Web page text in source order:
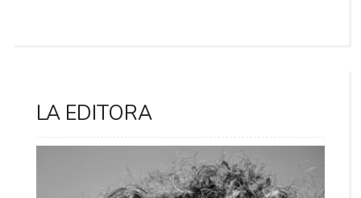
LA EDITORA